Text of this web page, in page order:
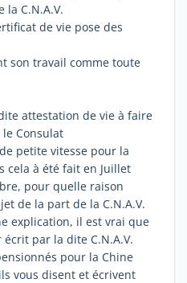
C.N.A.V.
de vie pose des
son travail comme toute
attestation de vie à faire
Consulat
petite vitesse pour la
cela à été fait en Juillet
pour quelle raison
de la part de la C.N.A.V.
explication, il est vrai que
par la dite C.N.A.V.
pour la Chine
vous disent et écrivent